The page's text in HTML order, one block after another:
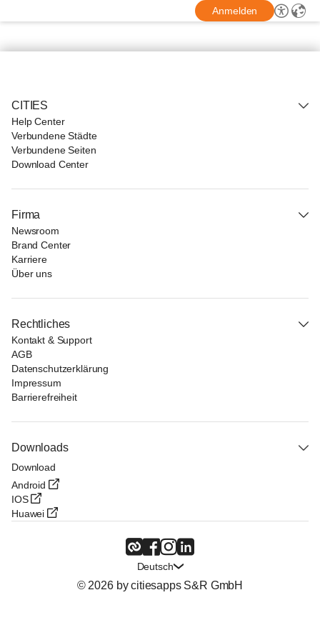
Anmelden
CITIES
Help Center
Verbundene Städte
Verbundene Seiten
Download Center
Firma
Newsroom
Brand Center
Karriere
Über uns
Rechtliches
Kontakt & Support
AGB
Datenschutzerklärung
Impressum
Barrierefreiheit
Downloads
Download
Android
IOS
Huawei
Deutsch
© 2026 by citiesapps S&R GmbH